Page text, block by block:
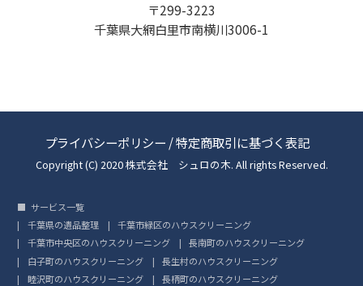
〒299-3223
千葉県大網白里市南横川3006-1
プライバシーポリシー /特定商取引に基づく表記
Copyright (C) 2020 株式会社 シュロの木. All rights Reserved.
サービス一覧
千葉県の遺品整理
千葉市緑区のハウスクリーニング
千葉市中央区のハウスクリーニング
長南町のハウスクリーニング
白子町のハウスクリーニング
長生村のハウスクリーニング
睦沢町のハウスクリーニング
長柄町のハウスクリーニング